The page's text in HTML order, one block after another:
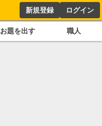
新規登録 ログイン
お題を出す 職人